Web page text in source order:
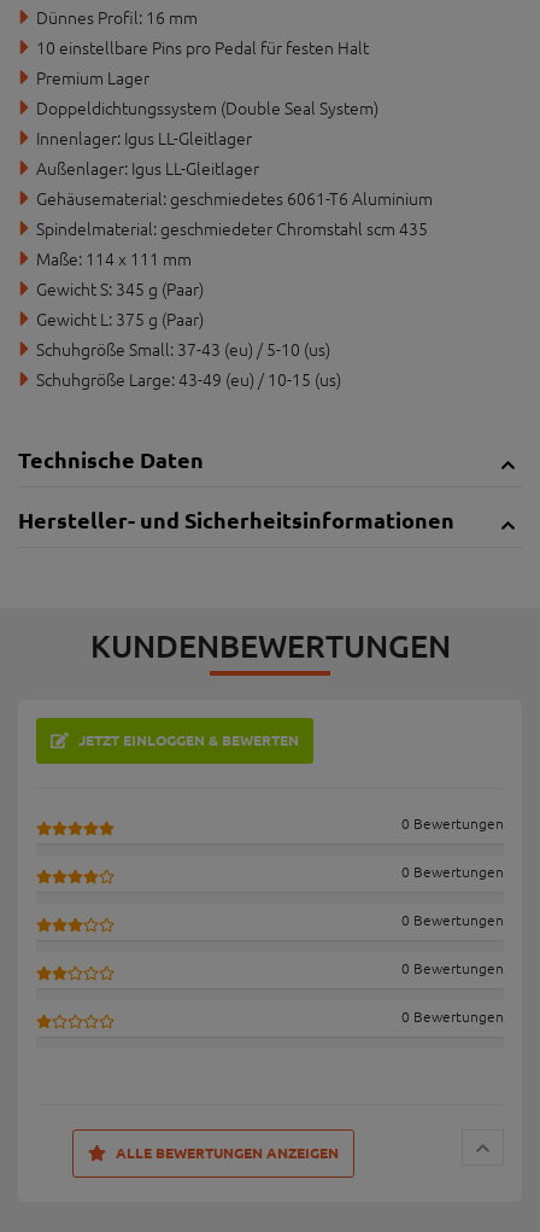
Dünnes Profil: 16 mm
10 einstellbare Pins pro Pedal für festen Halt
Premium Lager
Doppeldichtungssystem (Double Seal System)
Innenlager: Igus LL-Gleitlager
Außenlager: Igus LL-Gleitlager
Gehäusematerial: geschmiedetes 6061-T6 Aluminium
Spindelmaterial: geschmiedeter Chromstahl scm 435
Maße: 114 x 111 mm
Gewicht S: 345 g (Paar)
Gewicht L: 375 g (Paar)
Schuhgröße Small: 37-43 (eu) / 5-10 (us)
Schuhgröße Large: 43-49 (eu) / 10-15 (us)
Technische Daten
Hersteller- und Sicherheitsinformationen
KUNDENBEWERTUNGEN
JETZT EINLOGGEN & BEWERTEN
0 Bewertungen
0 Bewertungen
0 Bewertungen
0 Bewertungen
0 Bewertungen
ALLE BEWERTUNGEN ANZEIGEN